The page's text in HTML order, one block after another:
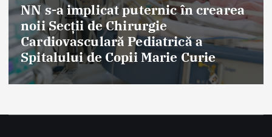
NN s-a implicat puternic în crearea
noii Secții de Chirurgie
Cardiovasculară Pediatrică a
Spitalului de Copii Marie Curie